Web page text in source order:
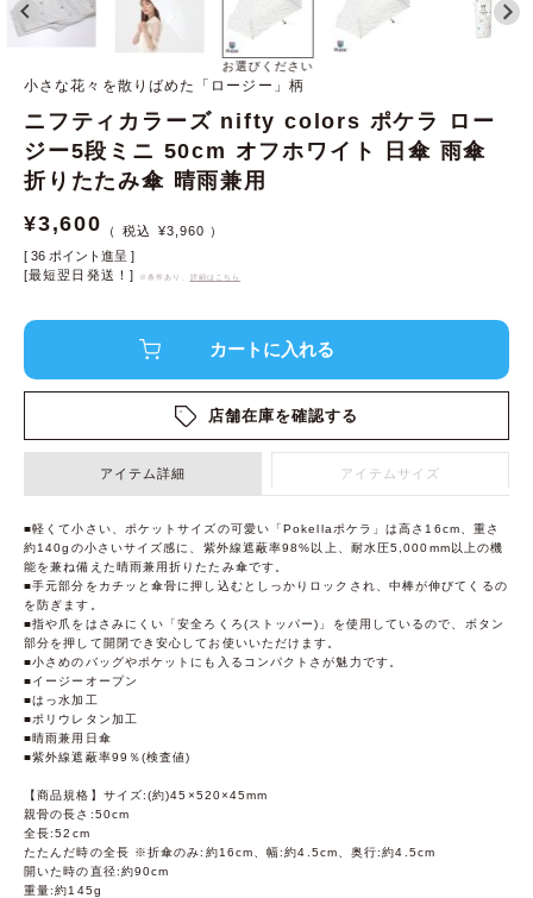
お選びください
小さな花々を散りばめた「ロージー」柄
ニフティカラーズ nifty colors ポケラ ロー
ジー5段ミニ 50cm オフホワイト 日傘 雨傘
折りたたみ傘 晴雨兼用
¥3,600 ¥3,960
[ 36 ポイント進呈 ]
[最短翌日発送！]
※条件あり、 詳細はこちら
店舗在庫を確認する
アイテム詳細 アイテムサイズ
■軽くて小さい、ポケットサイズの可愛い「Pokellaポケラ」は高さ16cm、重さ
約140gの小さいサイズ感に、紫外線遮蔽率98%以上、耐水圧5,000mm以上の機
能を兼ね備えた晴雨兼用折りたたみ傘です。
■手元部分をカチッと傘骨に押し込むとしっかりロックされ、中棒が伸びてくるの
を防ぎます。
■指や爪をはさみにくい「安全ろくろ(ストッパー)」を使用しているので、ボタン
部分を押して開閉でき安心してお使いいただけます。
■小さめのバッグやポケットにも入るコンパクトさが魅力です。
■イージーオープン
■はっ水加工
■ポリウレタン加工
■晴雨兼用日傘
■紫外線遮蔽率99％(検査値)
【商品規格】サイズ:(約)45×520×45mm
親骨の長さ:50cm
全長:52cm
たたんだ時の全長 ※折傘のみ:約16cm、幅:約4.5cm、奥行:約4.5cm
開いた時の直径:約90cm
重量:約145g